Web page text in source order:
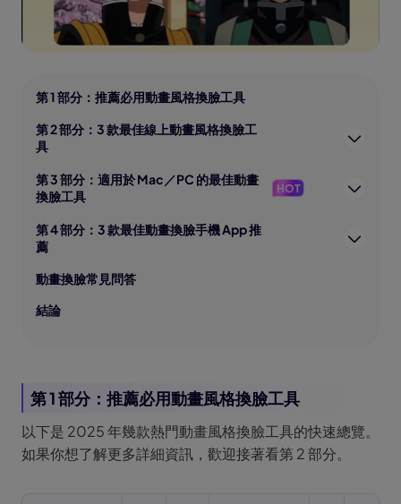
第 1 部分：推薦必用動畫風格換臉工具
第 2 部分：3 款最佳線上動畫風格換臉工
具
第 3 部分：適用於 Mac／PC 的最佳動畫
換臉工具
HOT
第 4 部分：3 款最佳動畫換臉手機 App 推
薦
動畫換臉常見問答
結論
第 1 部分：推薦必用動畫風格換臉工具
以下是 2025 年幾款熱門動畫風格換臉工具的快速總覽。
如果你想了解更多詳細資訊，歡迎接著看第 2 部分。